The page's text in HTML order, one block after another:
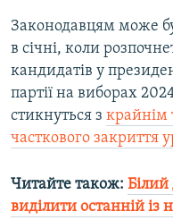
Законодавцям може
в січні, коли
кандидатів у
партії на виборах
стикнуться з крайнім
часткового закриття
Читайте також: Білий
виділити останній із